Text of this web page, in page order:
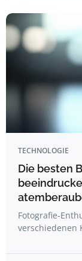
TECHNOLOGIE
Die besten
Fotografie-
verschiedenen